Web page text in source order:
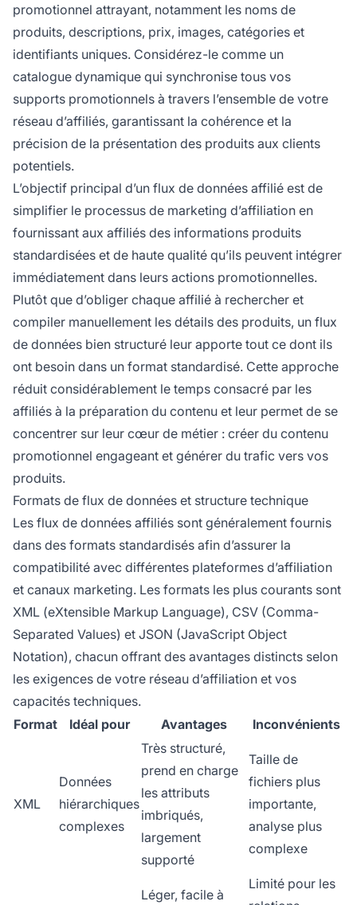
promotionnel attrayant, notamment les noms de
produits, descriptions, prix, images, catégories et
identifiants uniques. Considérez-le comme un
catalogue dynamique qui synchronise tous vos
supports promotionnels à travers l’ensemble de votre
réseau d’affiliés, garantissant la cohérence et la
précision de la présentation des produits aux clients
potentiels.
L’objectif principal d’un flux de données affilié est de
simplifier le processus de marketing d’affiliation en
fournissant aux affiliés des informations produits
standardisées et de haute qualité qu’ils peuvent intégrer
immédiatement dans leurs actions promotionnelles.
Plutôt que d’obliger chaque affilié à rechercher et
compiler manuellement les détails des produits, un flux
de données bien structuré leur apporte tout ce dont ils
ont besoin dans un format standardisé. Cette approche
réduit considérablement le temps consacré par les
affiliés à la préparation du contenu et leur permet de se
concentrer sur leur cœur de métier : créer du contenu
promotionnel engageant et générer du trafic vers vos
produits.
Formats de flux de données et structure technique
Les flux de données affiliés sont généralement fournis
dans des formats standardisés afin d’assurer la
compatibilité avec différentes plateformes d’affiliation
et canaux marketing. Les formats les plus courants sont
XML (eXtensible Markup Language), CSV (Comma-
Separated Values) et JSON (JavaScript Object
Notation), chacun offrant des avantages distincts selon
les exigences de votre réseau d’affiliation et vos
capacités techniques.
Format
Idéal pour Avantages Inconvénients
XML
Données
hiérarchiques
complexes
Très structuré,
prend en charge
les attributs
imbriqués,
largement
supporté
Taille de
fichiers plus
importante,
analyse plus
complexe
Léger, facile à
Limité pour les